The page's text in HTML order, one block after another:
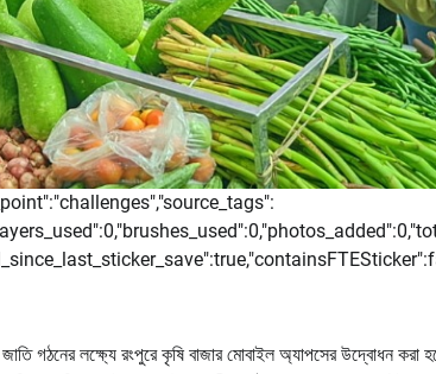
গঠনের লক্ষ্যে রংপুরে কৃষি বাজার মোবাইল অ্যাপসের উদ্বোধন করা